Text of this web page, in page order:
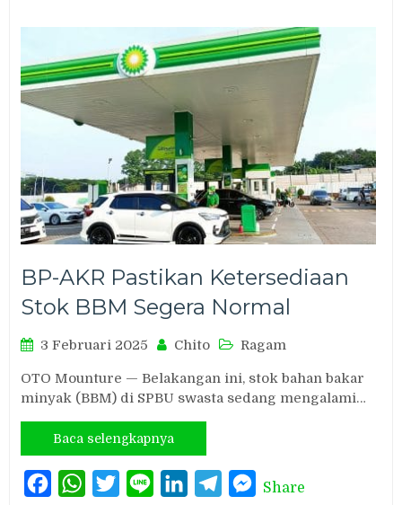
BP-AKR Pastikan Ketersediaan
Stok BBM Segera Normal
3 Februari 2025 Chito Ragam
OTO Mounture — Belakangan ini, stok bahan bakar
minyak (BBM) di SPBU swasta sedang mengalami…
Baca selengkapnya
FacebookWhatsAppTwitterLine LinkedInTelegramMessenger
Share